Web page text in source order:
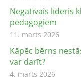
Negatīvais līderis
pedagogiem
11. marts 2026
Kāpēc bērns
var darīt?
4. marts 2026